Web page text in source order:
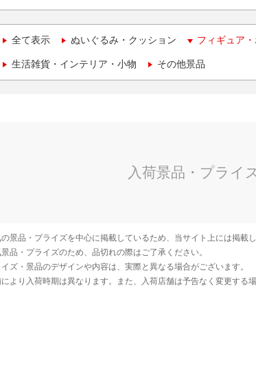
全て表示 ぬいぐるみ・クッション フィギュア
生活雑貨・インテリア・小物 その他景品